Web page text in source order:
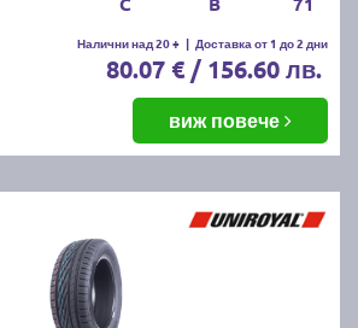
Налични над 20 + | Доставка от 1 до 2 дни
80.07 € / 156.60 лв.
виж повече